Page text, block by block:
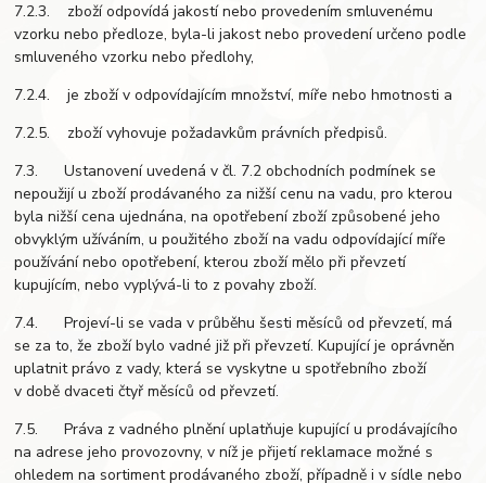
7.2.3. zboží odpovídá jakostí nebo provedením smluvenému
vzorku nebo předloze, byla-li jakost nebo provedení určeno podle
smluveného vzorku nebo předlohy,
7.2.4. je zboží v odpovídajícím množství, míře nebo hmotnosti a
7.2.5. zboží vyhovuje požadavkům právních předpisů.
7.3. Ustanovení uvedená v čl. 7.2 obchodních podmínek se
nepoužijí u zboží prodávaného za nižší cenu na vadu, pro kterou
byla nižší cena ujednána, na opotřebení zboží způsobené jeho
obvyklým užíváním, u použitého zboží na vadu odpovídající míře
používání nebo opotřebení, kterou zboží mělo při převzetí
kupujícím, nebo vyplývá-li to z povahy zboží.
7.4. Projeví-li se vada v průběhu šesti měsíců od převzetí, má
se za to, že zboží bylo vadné již při převzetí. Kupující je oprávněn
uplatnit právo z vady, která se vyskytne u spotřebního zboží
v době dvaceti čtyř měsíců od převzetí.
7.5. Práva z vadného plnění uplatňuje kupující u prodávajícího
na adrese jeho provozovny, v níž je přijetí reklamace možné s
ohledem na sortiment prodávaného zboží, případně i v sídle nebo